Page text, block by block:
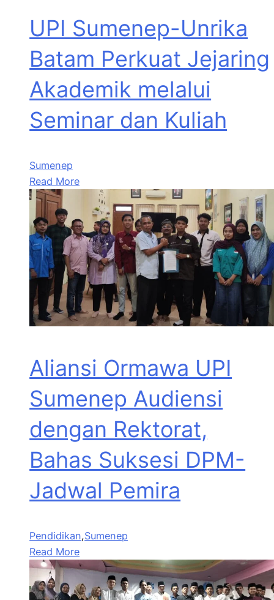
UPI Sumenep-Unrika
Batam Perkuat Jejaring
Akademik melalui
Seminar dan Kuliah
Sumenep
Read More
Aliansi Ormawa UPI
Sumenep Audiensi
dengan Rektorat,
Bahas Suksesi DPM-
Jadwal Pemira
Pendidikan,Sumenep
Read More